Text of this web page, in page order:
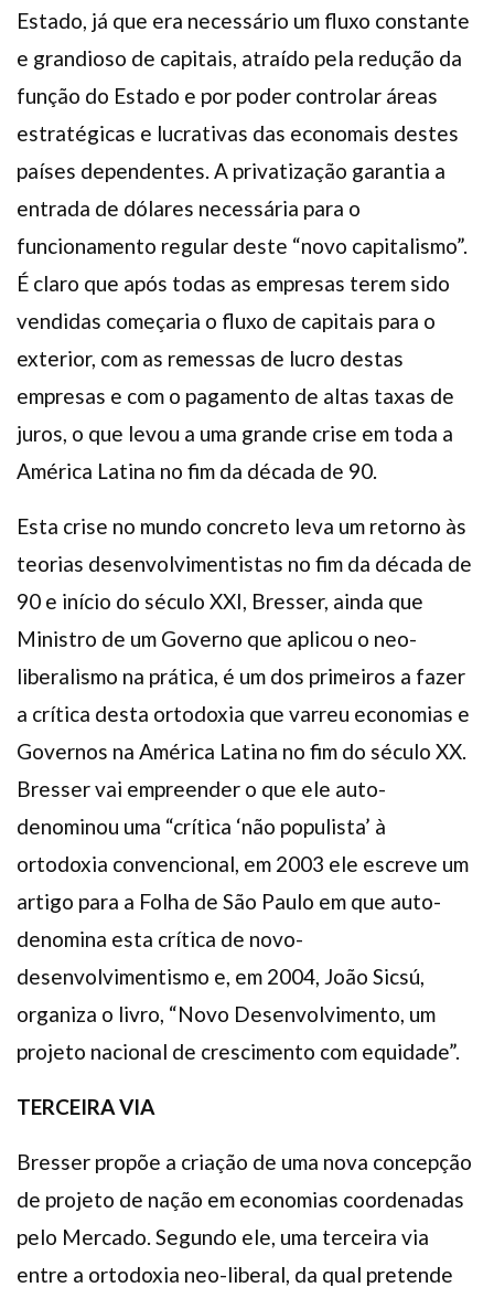
Estado, já que era necessário um fluxo constante
e grandioso de capitais, atraído pela redução da
função do Estado e por poder controlar áreas
estratégicas e lucrativas das economais destes
países dependentes. A privatização garantia a
entrada de dólares necessária para o
funcionamento regular deste “novo capitalismo”.
É claro que após todas as empresas terem sido
vendidas começaria o fluxo de capitais para o
exterior, com as remessas de lucro destas
empresas e com o pagamento de altas taxas de
juros, o que levou a uma grande crise em toda a
América Latina no fim da década de 90.
Esta crise no mundo concreto leva um retorno às
teorias desenvolvimentistas no fim da década de
90 e início do século XXI, Bresser, ainda que
Ministro de um Governo que aplicou o neo-
liberalismo na prática, é um dos primeiros a fazer
a crítica desta ortodoxia que varreu economias e
Governos na América Latina no fim do século XX.
Bresser vai empreender o que ele auto-
denominou uma “crítica ‘não populista’ à
ortodoxia convencional, em 2003 ele escreve um
artigo para a Folha de São Paulo em que auto-
denomina esta crítica de novo-
desenvolvimentismo e, em 2004, João Sicsú,
organiza o livro, “Novo Desenvolvimento, um
projeto nacional de crescimento com equidade”.
TERCEIRA VIA
Bresser propõe a criação de uma nova concepção
de projeto de nação em economias coordenadas
pelo Mercado. Segundo ele, uma terceira via
entre a ortodoxia neo-liberal, da qual pretende